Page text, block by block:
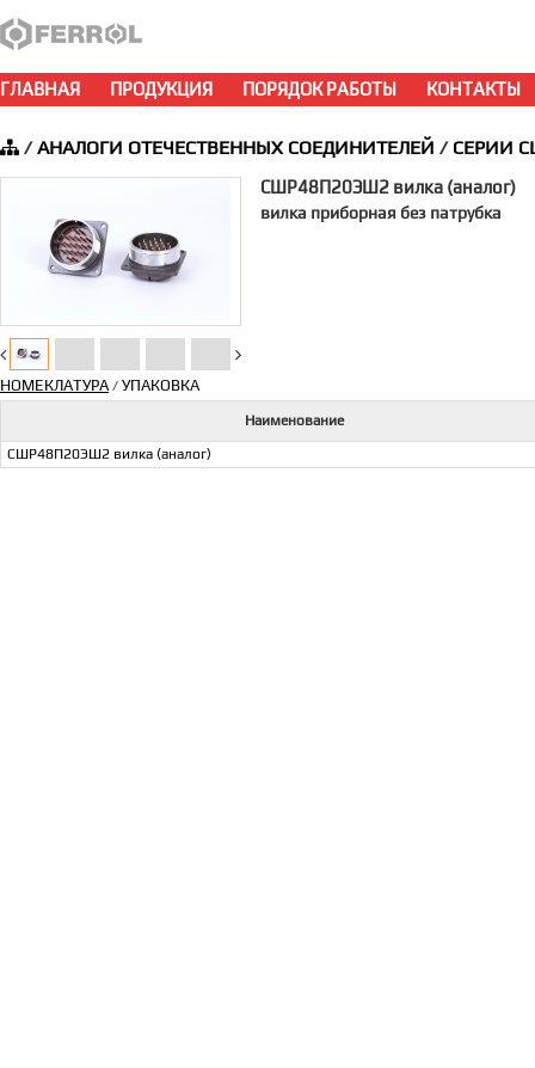
ГЛАВНАЯ ПРОДУКЦИЯ ПОРЯДОК РАБОТЫ КОНТАКТЫ
/АНАЛОГИ ОТЕЧЕСТВЕННЫХ СОЕДИНИТЕЛЕЙ / СЕРИИ
СШР48П20ЭШ2 вилка (аналог)
вилка приборная без патрубка
НОМЕКЛАТУРА/ УПАКОВКА
Наименование
СШР48П20ЭШ2 вилка (аналог)